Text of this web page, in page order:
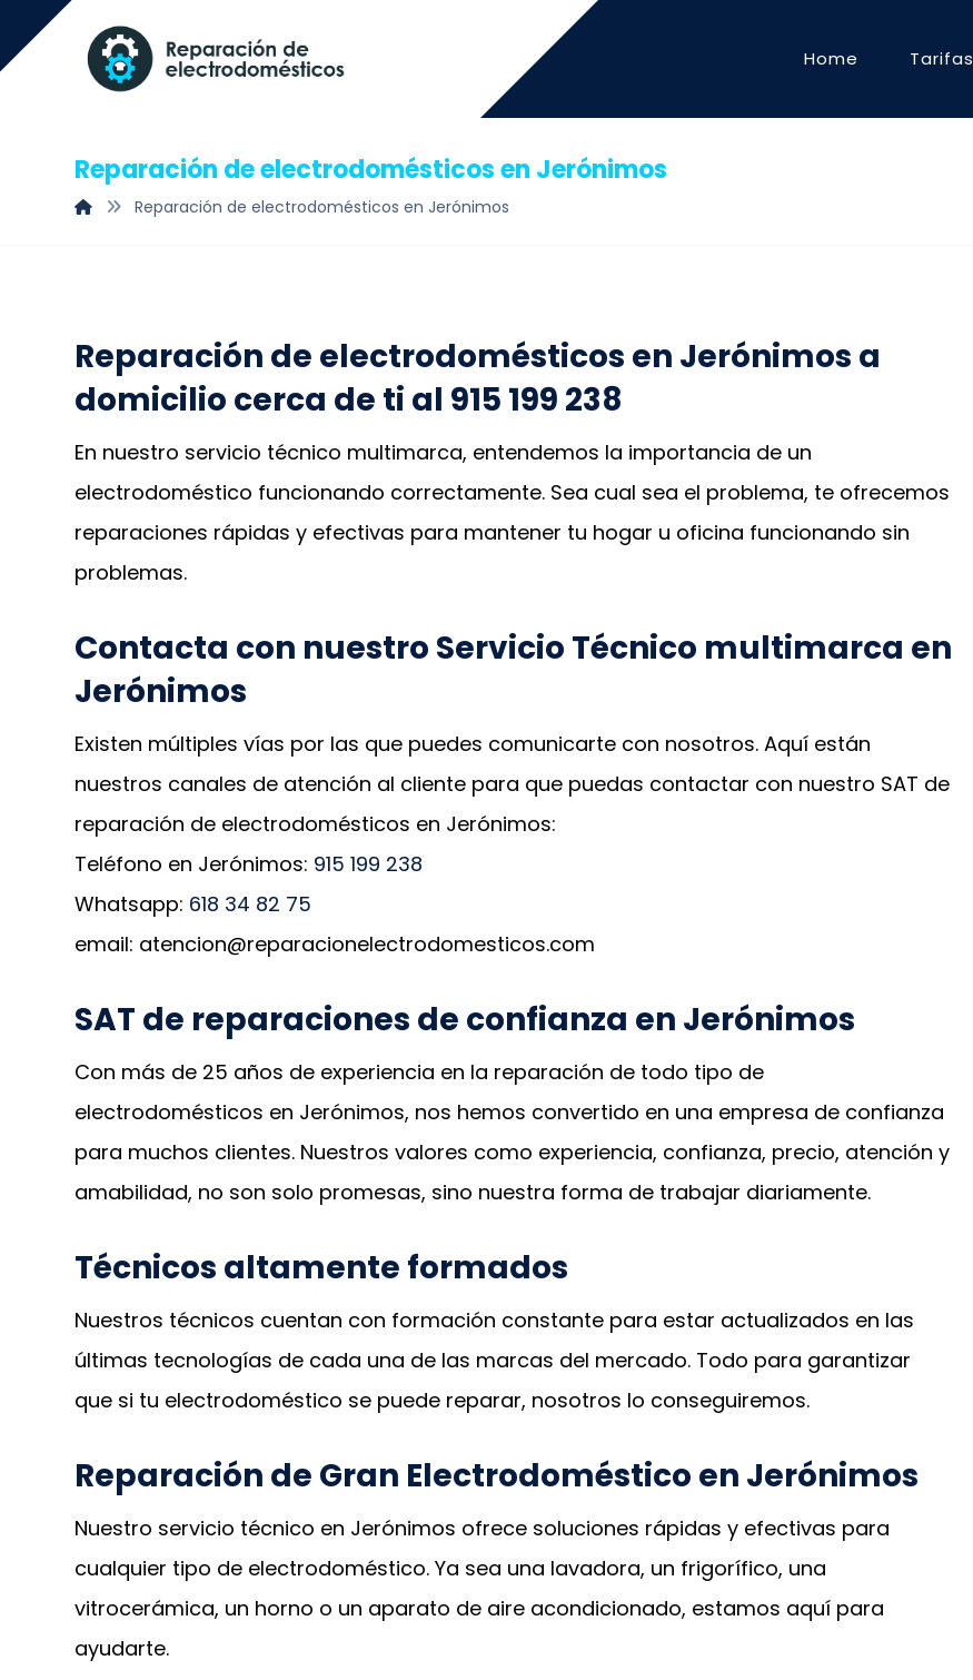
Home Tarifas
Reparación de electrodomésticos en Jerónimos
Reparación de electrodomésticos en Jerónimos
Reparación de electrodomésticos en Jerónimos a
domicilio cerca de ti al 915 199 238
En nuestro servicio técnico multimarca, entendemos la importancia de un
electrodoméstico funcionando correctamente. Sea cual sea el problema, te ofrecemos
reparaciones rápidas y efectivas para mantener tu hogar u oficina funcionando sin
problemas.
Contacta con nuestro Servicio Técnico multimarca en
Jerónimos
Existen múltiples vías por las que puedes comunicarte con nosotros. Aquí están
nuestros canales de atención al cliente para que puedas contactar con nuestro SAT de
reparación de electrodomésticos en Jerónimos:
Teléfono en Jerónimos: 915 199 238
Whatsapp: 618 34 82 75
email: atencion@reparacionelectrodomesticos.com
SAT de reparaciones de confianza en Jerónimos
Con más de 25 años de experiencia en la reparación de todo tipo de
electrodomésticos en Jerónimos, nos hemos convertido en una empresa de confianza
para muchos clientes. Nuestros valores como experiencia, confianza, precio, atención y
amabilidad, no son solo promesas, sino nuestra forma de trabajar diariamente.
Técnicos altamente formados
Nuestros técnicos cuentan con formación constante para estar actualizados en las
últimas tecnologías de cada una de las marcas del mercado. Todo para garantizar
que si tu electrodoméstico se puede reparar, nosotros lo conseguiremos.
Reparación de Gran Electrodoméstico en Jerónimos
Nuestro servicio técnico en Jerónimos ofrece soluciones rápidas y efectivas para
cualquier tipo de electrodoméstico. Ya sea una lavadora, un frigorífico, una
vitrocerámica, un horno o un aparato de aire acondicionado, estamos aquí para
ayudarte.